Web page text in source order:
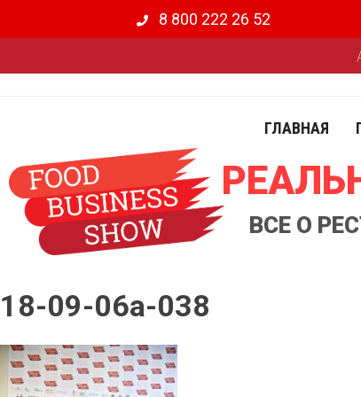
8 800 222 26 52
ГЛАВНАЯ
ВСЕ О
18-09-06a-038